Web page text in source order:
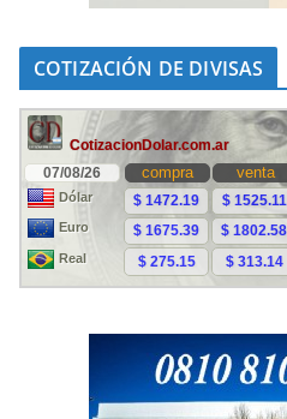
COTIZACIÓN DE DIVISAS